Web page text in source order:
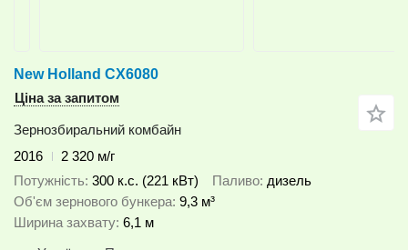
New Holland CX6080
Ціна за запитом
Зернозбиральний комбайн
2016
2 320 м/г
Потужність 300 к.с. (221 кВт) Паливо дизель
Об'єм зернового бункера 9,3 м³
Ширина захвату 6,1 м